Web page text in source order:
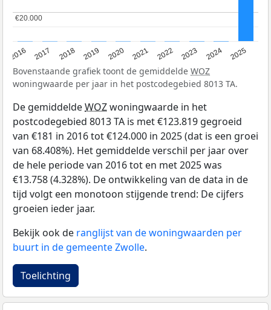
2016 2017 2018 2019 2020 2021 2022 2023 2024 2025
€20.000
€20.000
Bovenstaande grafiek toont de gemiddelde WOZ
woningwaarde per jaar in het postcodegebied 8013 TA.
De gemiddeldeWOZwoningwaarde in het
postcodegebied 8013 TA is met €123.819 gegroeid
van €181 in 2016 tot €124.000 in 2025 (dat is een groei
van 68.408%). Het gemiddelde verschil per jaar over
de hele periode van 2016 tot en met 2025 was
€13.758 (4.328%). De ontwikkeling van de data in de
tijd volgt een monotoon stijgende trend: De cijfers
groeien ieder jaar.
Bekijk ook de ranglijst van de woningwaarden per
buurt in de gemeente Zwolle.
Toelichting